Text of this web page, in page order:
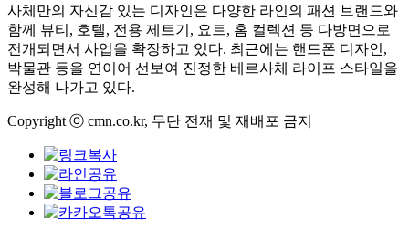
사체만의 자신감 있는 디자인은 다양한 라인의 패션 브랜드와
함께 뷰티, 호텔, 전용 제트기, 요트, 홈 컬렉션 등 다방면으로
전개되면서 사업을 확장하고 있다. 최근에는 핸드폰 디자인,
박물관 등을 연이어 선보여 진정한 베르사체 라이프 스타일을
완성해 나가고 있다.
Copyright ⓒ cmn.co.kr, 무단 전재 및 재배포 금지